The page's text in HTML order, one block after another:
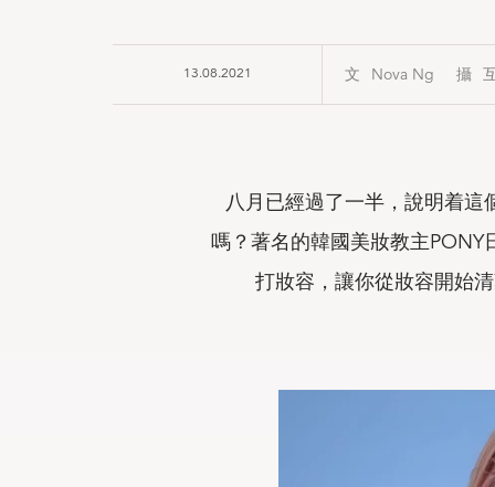
13.08.2021 Nova Ng
八月已經過了一半，說明着
嗎？著名的韓國美妝教主PONY
打妝容，讓你從妝容開始